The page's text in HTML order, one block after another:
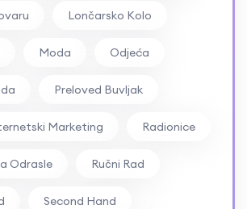
Lončarsko Kolo
Moda Odjeća
Preloved Buvljak
Marketing Radionice
Odrasle Ručni Rad
Second Hand